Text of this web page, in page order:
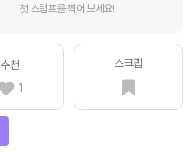
첫 스탬프를 찍어 보세요!
추천
1
스크랩